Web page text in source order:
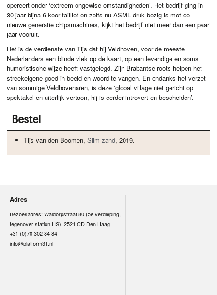
opereert onder ‘extreem ongewise omstandigheden’. Het bedrijf ging in
30 jaar bijna 6 keer failliet en zelfs nuASML druk bezig is met de
nieuwe generatie chipsmachines, kijkt het bedrijf niet meer dan een paar
jaar vooruit.
Het is de verdienste van Tijs dat hij Veldhoven, voor de meeste
Nederlanders een blinde vlek op de kaart, op een levendige en soms
humoristische wijze heeft vastgelegd. Zijn Brabantse roots helpen het
streekeigene goed in beeld en woord te vangen. En ondanks het verzet
van sommige Veldhovenaren, is deze ‘global village niet gericht op
spektakel en uiterlijk vertoon, hij is eerder introvert en bescheiden’.
Bestel
Tijs van den Boomen,Slim zand, 2019.
Adres
Bezoekadres: Waldorpstraat 80 (5e verdieping,
tegenover station HS), 2521 CD Den Haag
+31 (0)70 302 84 84
info@platform31.nl